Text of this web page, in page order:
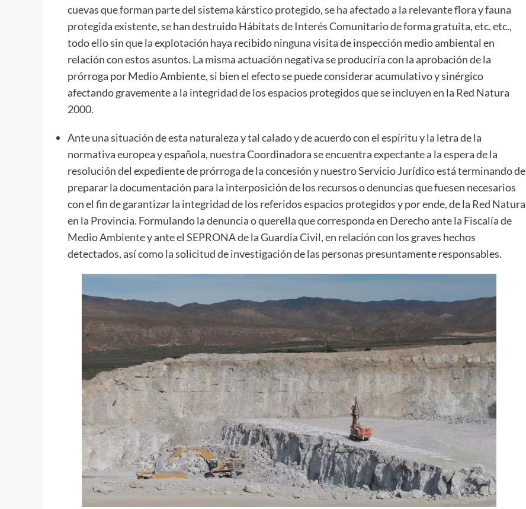
cuevas que forman parte del sistema kárstico protegido, se ha afectado a la relevante flora y fauna
protegida existente, se han destruido Hábitats de Interés Comunitario de forma gratuita, etc. etc.,
todo ello sin que la explotación haya recibido ninguna visita de inspección medio ambiental en
relación con estos asuntos. La misma actuación negativa se produciría con la aprobación de la
prórroga por Medio Ambiente, si bien el efecto se puede considerar acumulativo y sinérgico
afectando gravemente a la integridad de los espacios protegidos que se incluyen en la Red Natura
2000.
Ante una situación de esta naturaleza y tal calado y de acuerdo con el espíritu y la letra de la
normativa europea y española, nuestra Coordinadora se encuentra expectante a la espera de la
resolución del expediente de prórroga de la concesión y nuestro Servicio Jurídico está terminando de
preparar la documentación para la interposición de los recursos o denuncias que fuesen necesarios
con el fin de garantizar la integridad de los referidos espacios protegidos y por ende, de la Red Natura
en la Provincia. Formulando la denuncia o querella que corresponda en Derecho ante la Fiscalía de
Medio Ambiente y ante el SEPRONA de la Guardia Civil, en relación con los graves hechos
detectados, así como la solicitud de investigación de las personas presuntamente responsables.